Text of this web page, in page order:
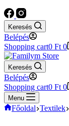
Keresés
Belépés
Shopping cart0 Ft 0
Keresés
Belépés
Shopping cart0 Ft 0
Menu
Főoldal Textilek